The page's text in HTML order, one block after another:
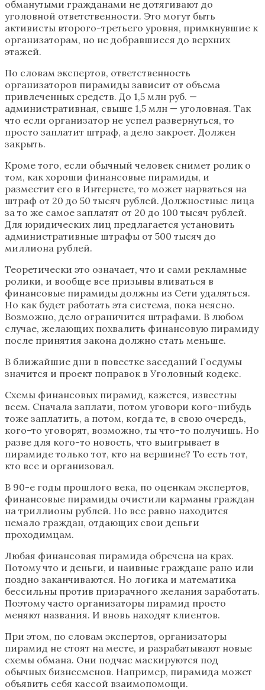
обманутыми гражданами не дотягивают до
уголовной ответственности. Это могут быть
активисты второго-третьего уровня, примкнувшие к
организаторам, но не добравшиеся до верхних
этажей.
По словам экспертов, ответственность
организаторов пирамиды зависит от объема
привлеченных средств. До 1,5 млн руб. —
административная, свыше 1,5 млн — уголовная. Так
что если организатор не успел развернуться, то
просто заплатит штраф, а дело закроет. Должен
закрыть.
Кроме того, если обычный человек снимет ролик о
том, как хороши финансовые пирамиды, и
разместит его в Интернете, то может нарваться на
штраф от 20 до 50 тысяч рублей. Должностные лица
за то же самое заплатят от 20 до 100 тысяч рублей.
Для юридических лиц предлагается установить
административные штрафы от 500 тысяч до
миллиона рублей.
Теоретически это означает, что и сами рекламные
ролики, и вообще все призывы вливаться в
финансовые пирамиды должны из Сети удаляться.
Но как будет работать эта система, пока неясно.
Возможно, дело ограничится штрафами. В любом
случае, желающих похвалить финансовую пирамиду
после принятия закона должно стать меньше.
В ближайшие дни в повестке заседаний Госдумы
значится и проект поправок в Уголовный кодекс.
Схемы финансовых пирамид, кажется, известны
всем. Сначала заплати, потом уговори кого-нибудь
тоже заплатить, а потом, когда те, в свою очередь,
кого-то уговорят, возможно, ты что-то получишь. Но
разве для кого-то новость, что выигрывает в
пирамиде только тот, кто на вершине? То есть тот,
кто все и организовал.
В 90-е годы прошлого века, по оценкам экспертов,
финансовые пирамиды очистили карманы граждан
на триллионы рублей. Но все равно находится
немало граждан, отдающих свои деньги
проходимцам.
Любая финансовая пирамида обречена на крах.
Потому что и деньги, и наивные граждане рано или
поздно заканчиваются. Но логика и математика
бессильны против призрачного желания заработать.
Поэтому часто организаторы пирамид просто
меняют названия. И вновь находят клиентов.
При этом, по словам экспертов, организаторы
пирамид не стоят на месте, и разрабатывают новые
схемы обмана. Они подчас маскируются под
обычных бизнесменов. Например, пирамида может
объявить себя кассой взаимопомощи.